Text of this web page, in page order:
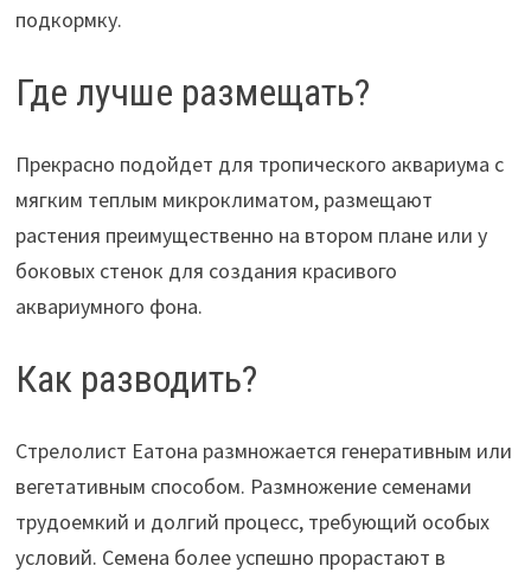
подкормку.
Где лучше размещать?
Прекрасно подойдет для тропического аквариума с
мягким теплым микроклиматом, размещают
растения преимущественно на втором плане или у
боковых стенок для создания красивого
аквариумного фона.
Как разводить?
Стрелолист Еатона размножается генеративным или
вегетативным способом. Размножение семенами
трудоемкий и долгий процесс, требующий особых
условий. Семена более успешно прорастают в